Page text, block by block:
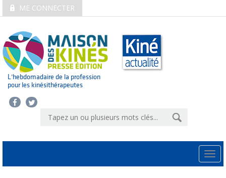
ME CONNECTER
L’hebdomadaire de la profession
pour les kinésithérapeutes